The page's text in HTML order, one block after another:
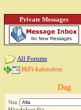
Private Messages
All Forums
HiFi-kalendern
Dag
Visa: